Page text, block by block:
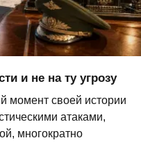
и не на ту угрозу
момент своей истории
атаками,
многократно